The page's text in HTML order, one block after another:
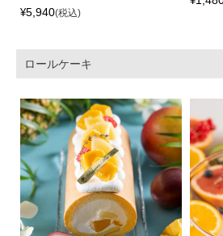
¥5,940 税込
ロールケーキ